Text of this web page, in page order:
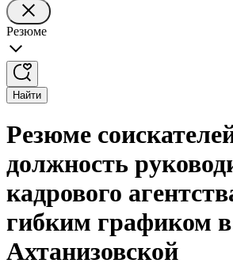
Резюме
Найти
Резюме
должность
кадрового
гибким графиком в
Ахтанизовской